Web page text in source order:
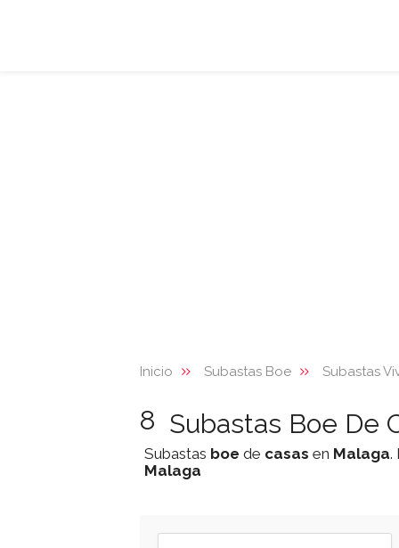
Inicio Subastas Boe Subastas
8 Subastas Boe De
Subastas boe de casas en Malaga.
Malaga